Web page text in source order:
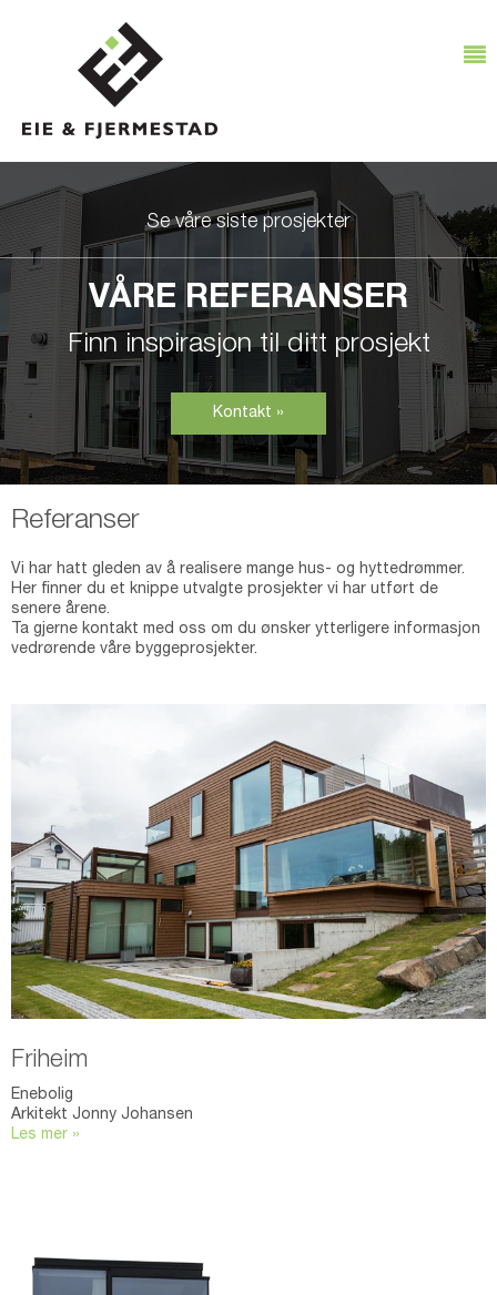
Se våre siste prosjekter
VÅRE REFERANSER
Finn inspirasjon til ditt prosjekt
Kontakt »
Referanser
Vi har hatt gleden av å realisere mange hus- og hyttedrømmer.
Her finner du et knippe utvalgte prosjekter vi har utført de
senere årene.
Ta gjerne kontakt med oss om du ønsker ytterligere informasjon
vedrørende våre byggeprosjekter.
Friheim
Enebolig
Arkitekt Jonny Johansen
Les mer »